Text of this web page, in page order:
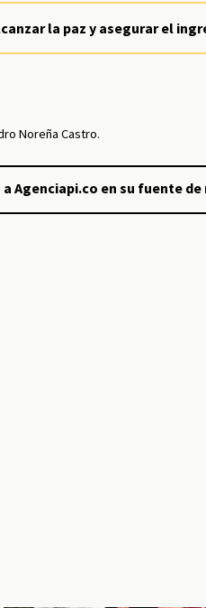
la paz y asegurar el
Noreña Castro.
Agenciapi.co en su fuente